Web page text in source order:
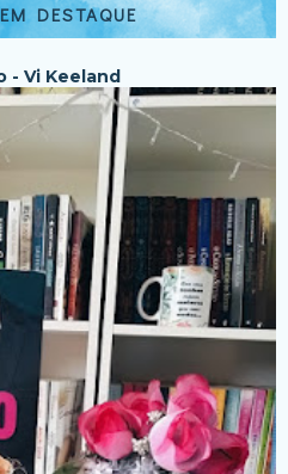
DESTAQUE
- Vi Keeland